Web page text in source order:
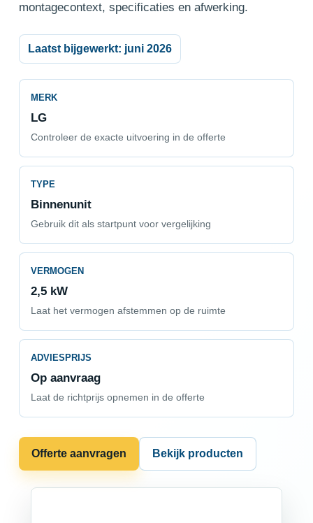
montagecontext, specificaties en afwerking.
Laatst bijgewerkt: juni 2026
MERK
LG
Controleer de exacte uitvoering in de offerte
TYPE
Binnenunit
Gebruik dit als startpunt voor vergelijking
VERMOGEN
2,5 kW
Laat het vermogen afstemmen op de ruimte
ADVIESPRIJS
Op aanvraag
Laat de richtprijs opnemen in de offerte
Offerte aanvragen Bekijk producten